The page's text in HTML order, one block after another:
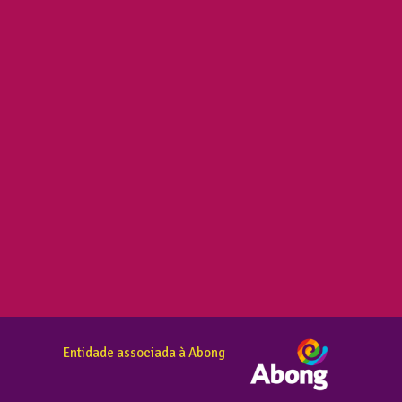
Entidade associada à Abong